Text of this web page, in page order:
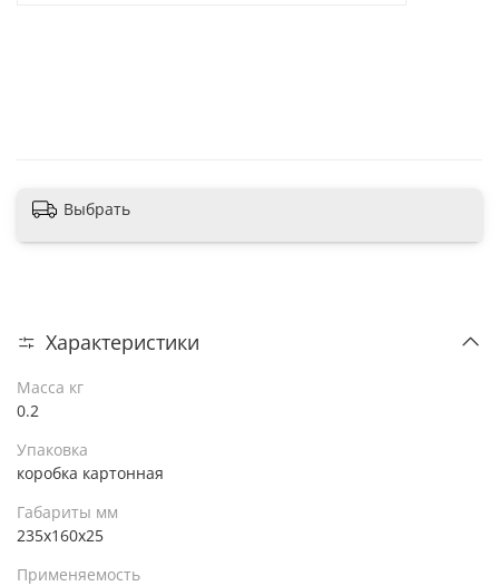
Выбрать
Характеристики
Масса кг
0.2
Упаковка
коробка картонная
Габариты мм
235х160х25
Применяемость